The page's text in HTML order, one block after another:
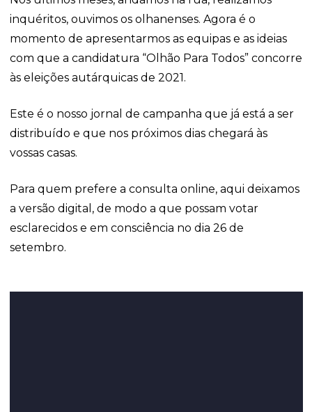
inquéritos, ouvimos os olhanenses. Agora é o
momento de apresentarmos as equipas e as ideias
com que a candidatura “Olhão Para Todos” concorre
às eleições autárquicas de 2021.
Este é o nosso jornal de campanha que já está a ser
distribuído e que nos próximos dias chegará às
vossas casas.
Para quem prefere a consulta online, aqui deixamos
a versão digital, de modo a que possam votar
esclarecidos e em consciência no dia 26 de
setembro.